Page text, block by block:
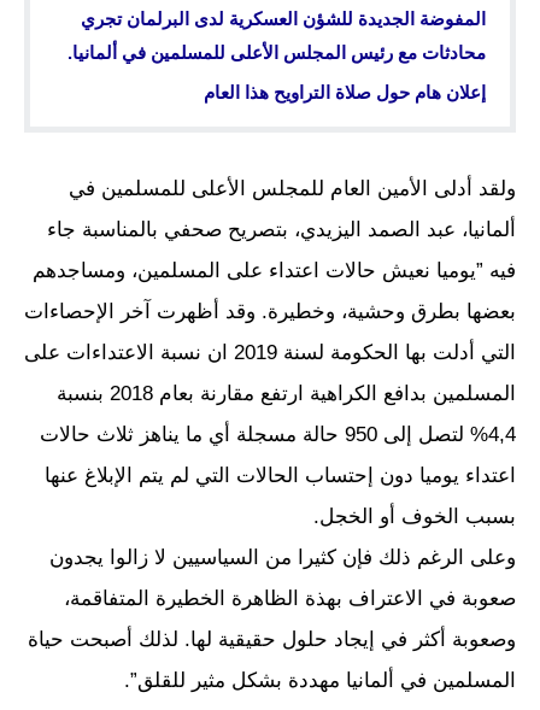
المفوضة الجديدة للشؤن العسكرية لدى البرلمان تجري
محادثات مع رئيس المجلس الأعلى للمسلمين في ألمانيا.
إعلان هام حول صلاة التراويح هذا العام
ولقد أدلى الأمين العام للمجلس الأعلى للمسلمين في
ألمانيا، عبد الصمد اليزيدي، بتصريح صحفي بالمناسبة جاء
فيه ”يوميا نعيش حالات اعتداء على المسلمين، ومساجدهم
بعضها بطرق وحشية، وخطيرة. وقد أظهرت آخر الإحصاءات
التي أدلت بها الحكومة لسنة 2019 ان نسبة الاعتداءات على
المسلمين بدافع الكراهية ارتفع مقارنة بعام 2018 بنسبة
4,4% لتصل إلى 950 حالة مسجلة أي ما يناهز ثلاث حالات
اعتداء يوميا دون إحتساب الحالات التي لم يتم الإبلاغ عنها
بسبب الخوف أو الخجل.
وعلى الرغم ذلك فإن كثيرا من السياسيين لا زالوا يجدون
صعوبة في الاعتراف بهذة الظاهرة الخطيرة المتفاقمة،
وصعوبة أكثر في إيجاد حلول حقيقية لها. لذلك أصبحت حياة
المسلمين في ألمانيا مهددة بشكل مثير للقلق”.